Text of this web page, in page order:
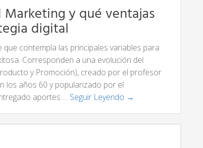
Marketing y qué ventajas
digital
contempla las principales variables para
Corresponden a una evolución del
y Promoción), creado por el profesor
los años 60 y popularizado por el
aportes … Seguir Leyendo →